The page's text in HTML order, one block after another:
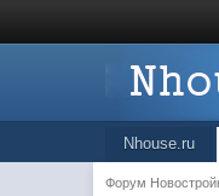
Nhouse.ru
Форум